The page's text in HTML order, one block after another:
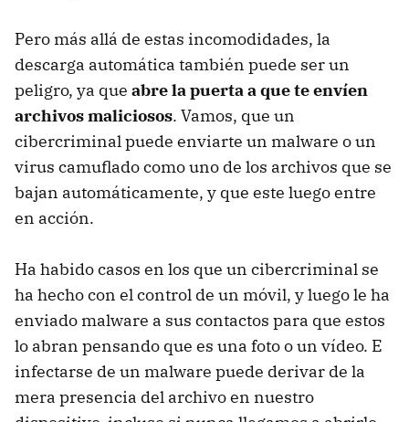
Pero más allá de estas incomodidades, la
descarga automática también puede ser un
peligro, ya que abre la puerta a que te envíen
archivos maliciosos. Vamos, que un
cibercriminal puede enviarte un malware o un
virus camuflado como uno de los archivos que se
bajan automáticamente, y que este luego entre
en acción.
Ha habido casos en los que un cibercriminal se
ha hecho con el control de un móvil, y luego le ha
enviado malware a sus contactos para que estos
lo abran pensando que es una foto o un vídeo. E
infectarse de un malware puede derivar de la
mera presencia del archivo en nuestro